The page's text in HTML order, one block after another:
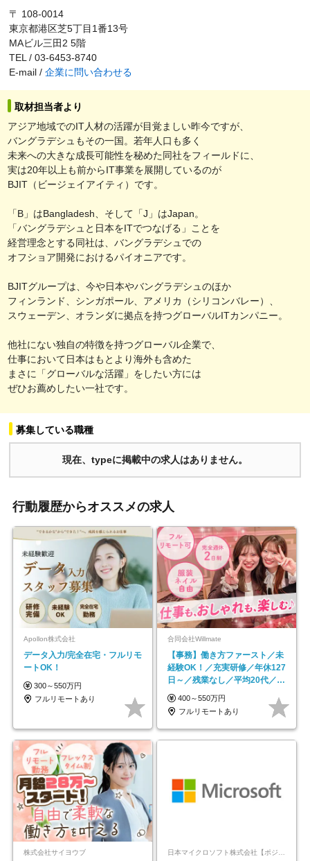
〒 108-0014
東京都港区芝5丁目1番13号
MAビル三田2 5階
TEL / 03-6453-8740
E-mail / 企業に問い合わせる
取材担当者より
アジア地域でのIT人材の活躍が目覚ましい昨今ですが、
バングラデシュもその一国。若年人口も多く
未来への大きな成長可能性を秘めた同社をフィールドに、
実は20年以上も前からIT事業を展開しているのが
BJIT（ビージェイアイティ）です。
「B」はBangladesh、そして「J」はJapan。
「バングラデシュと日本をITでつなげる」ことを
経営理念とする同社は、バングラデシュでの
オフショア開発におけるパイオニアです。
BJITグループは、今や日本やバングラデシュのほか
フィンランド、シンガポール、アメリカ（シリコンバレー）、
スウェーデン、オランダに拠点を持つグローバルITカンパニー。
他社にない独自の特徴を持つグローバル企業で、
仕事において日本はもとより海外も含めた
まさに「グローバルな活躍」をしたい方には
ぜひお薦めしたい一社です。
募集している職種
現在、typeに掲載中の求人はありません。
行動履歴からオススメの求人
Apollon株式会社
データ入力/完全在宅・フルリモ
ートOK！
300～550万円
フルリモートあり
合同会社Willmate
【事務】働き方ファースト／未
経験OK！／充実研修／年休127
日～／残業なし／平均20代／リ
モートOK
400～550万円
フルリモートあり
株式会社サイヨウブ 日本マイクロソフト株式会社【ポジションマッチ登録】